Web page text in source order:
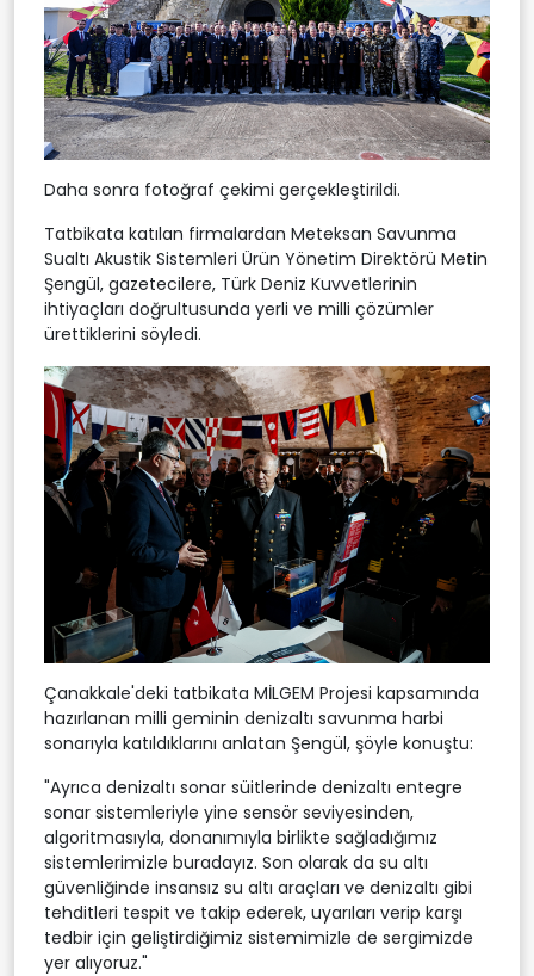
Daha sonra fotoğraf çekimi gerçekleştirildi.
Tatbikata katılan firmalardan Meteksan Savunma
Sualtı Akustik Sistemleri Ürün Yönetim Direktörü Metin
Şengül, gazetecilere, Türk Deniz Kuvvetlerinin
ihtiyaçları doğrultusunda yerli ve milli çözümler
ürettiklerini söyledi.
Çanakkale'deki tatbikata MİLGEM Projesi kapsamında
hazırlanan milli geminin denizaltı savunma harbi
sonarıyla katıldıklarını anlatan Şengül, şöyle konuştu:
"Ayrıca denizaltı sonar süitlerinde denizaltı entegre
sonar sistemleriyle yine sensör seviyesinden,
algoritmasıyla, donanımıyla birlikte sağladığımız
sistemlerimizle buradayız. Son olarak da su altı
güvenliğinde insansız su altı araçları ve denizaltı gibi
tehditleri tespit ve takip ederek, uyarıları verip karşı
tedbir için geliştirdiğimiz sistemimizle de sergimizde
yer alıyoruz."